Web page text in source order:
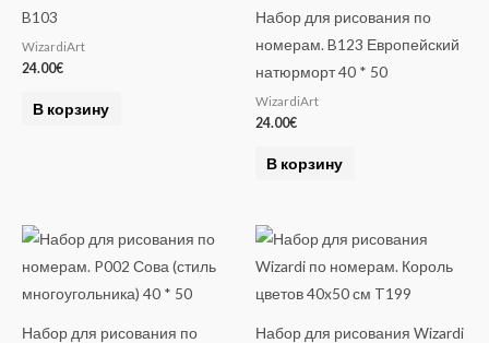
B103
WizardiArt
24.00€
В корзину
Набор для рисования по
номерам. B123 Европейский
натюрморт 40 * 50
WizardiArt
24.00€
В корзину
Набор для рисования по
Набор для рисования Wizardi